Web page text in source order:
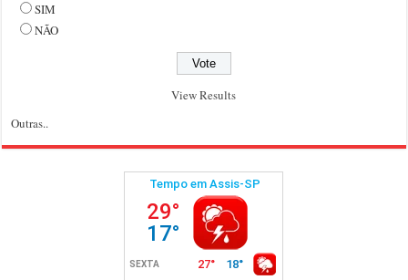
SIM
NÃO
View Results
Outras..